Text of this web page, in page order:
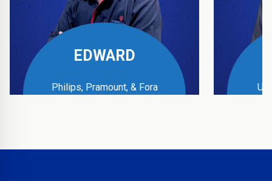
EDWARD
Philips, Pramount, & Fora